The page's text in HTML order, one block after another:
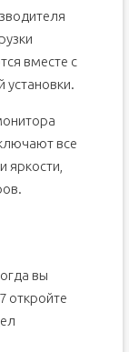
вместе с
установки.
все
яркости,
вы
откройте